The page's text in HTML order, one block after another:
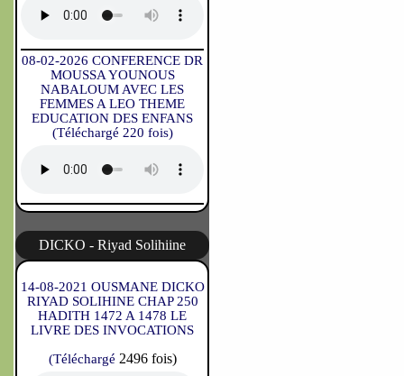
08-02-2026 CONFERENCE DR
MOUSSA YOUNOUS
NABALOUM AVEC LES
FEMMES A LEO THEME
EDUCATION DES ENFANS
(Téléchargé 220 fois)
DICKO - Riyad Solihiine
14-08-2021 OUSMANE DICKO
RIYAD SOLIHINE CHAP 250
HADITH 1472 A 1478 LE
LIVRE DES INVOCATIONS
(Téléchargé 2496 fois)